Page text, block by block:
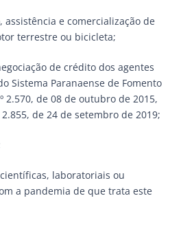
assistência e comercialização de
terrestre ou bicicleta;
de crédito dos agentes
Sistema Paranaense de Fomento
2.570, de 08 de outubro de 2015,
de 24 de setembro de 2019;
laboratoriais ou
a pandemia de que trata este